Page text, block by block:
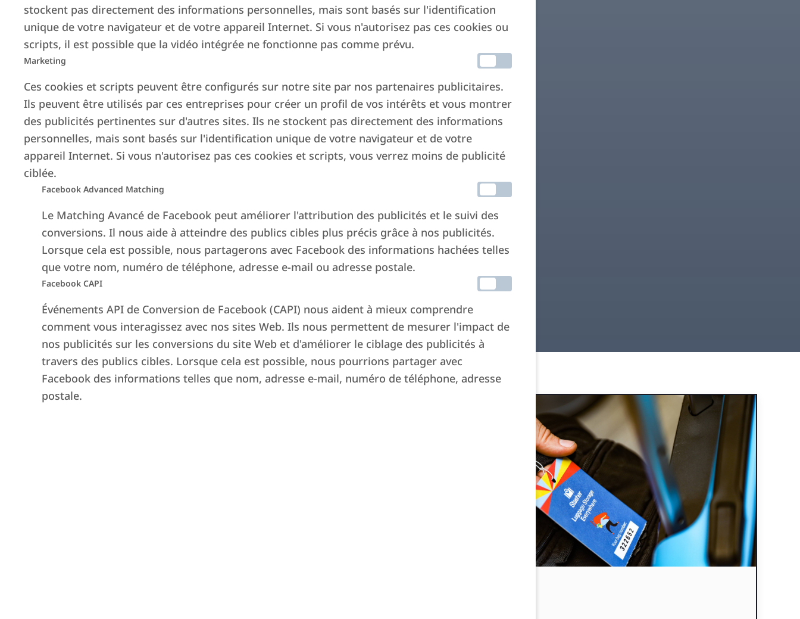
stockent pas directement des informations personnelles, mais sont basés sur l'identification
unique de votre navigateur et de votre appareil Internet. Si vous n'autorisez pas ces cookies ou
scripts, il est possible que la vidéo intégrée ne fonctionne pas comme prévu.
Marketing
Ces cookies et scripts peuvent être configurés sur notre site par nos partenaires publicitaires.
Ils peuvent être utilisés par ces entreprises pour créer un profil de vos intérêts et vous montrer
des publicités pertinentes sur d'autres sites. Ils ne stockent pas directement des informations
personnelles, mais sont basés sur l'identification unique de votre navigateur et de votre
appareil Internet. Si vous n'autorisez pas ces cookies et scripts, vous verrez moins de publicité
ciblée.
Facebook Advanced Matching
Le Matching Avancé de Facebook peut améliorer l'attribution des publicités et le suivi des
conversions. Il nous aide à atteindre des publics cibles plus précis grâce à nos publicités.
Lorsque cela est possible, nous partagerons avec Facebook des informations hachées telles
que votre nom, numéro de téléphone, adresse e-mail ou adresse postale.
Facebook CAPI
Événements API de Conversion de Facebook (CAPI) nous aident à mieux comprendre
comment vous interagissez avec nos sites Web. Ils nous permettent de mesurer l'impact de
nos publicités sur les conversions du site Web et d'améliorer le ciblage des publicités à
travers des publics cibles. Lorsque cela est possible, nous pourrions partager avec
Facebook des informations telles que nom, adresse e-mail, numéro de téléphone, adresse
postale.